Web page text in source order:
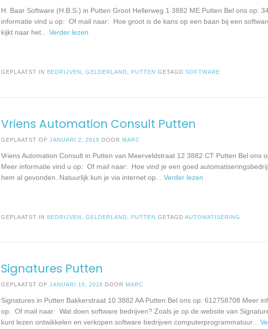
H. Baar Software (H.B.S.) in Putten Groot Hellerweg 1 3882 ME Putten Bel ons op:
informatie vind u op: Of mail naar: Hoe groot is de kans op een baan bij een
kijkt naar het ... Verder lezen
GEPLAATST IN BEDRIJVEN ,GELDERLAND PUTTEN GETAGDSOFTWARE
Vriens Automation Consult Putten
GEPLAATST OPJANUARI 2, 2019 DOOR MARC
Vriens Automation Consult in Putten van Meerveldstraat 12 3882 CT Putten Bel ons
Meer informatie vind u op: Of mail naar: Hoe vind je een goed
hem al gevonden. Natuurlijk kun je via internet op ... Verder lezen
GEPLAATST IN BEDRIJVEN ,GELDERLAND PUTTEN GETAGDAUTOMATISERING
Signatures Putten
GEPLAATST OPJANUARI 19, 2018 DOOR MARC
Signatures in Putten Bakkerstraat 10 3882 AA Putten Bel ons op: 612758708 Meer
op: Of mail naar: Wat doen software bedrijven? Zoals je op de website van
kunt lezen ontwikkelen en verkopen software bedrijven computerprogrammatuur...